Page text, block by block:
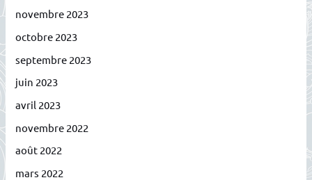
novembre 2023
octobre 2023
septembre 2023
juin 2023
avril 2023
novembre 2022
août 2022
mars 2022